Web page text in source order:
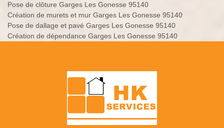
Pose de clôture Garges Les Gonesse 95140
Création de murets et mur Garges Les Gonesse 95140
Pose de dallage et pavé Garges Les Gonesse 95140
Création de dépendance Garges Les Gonesse 95140